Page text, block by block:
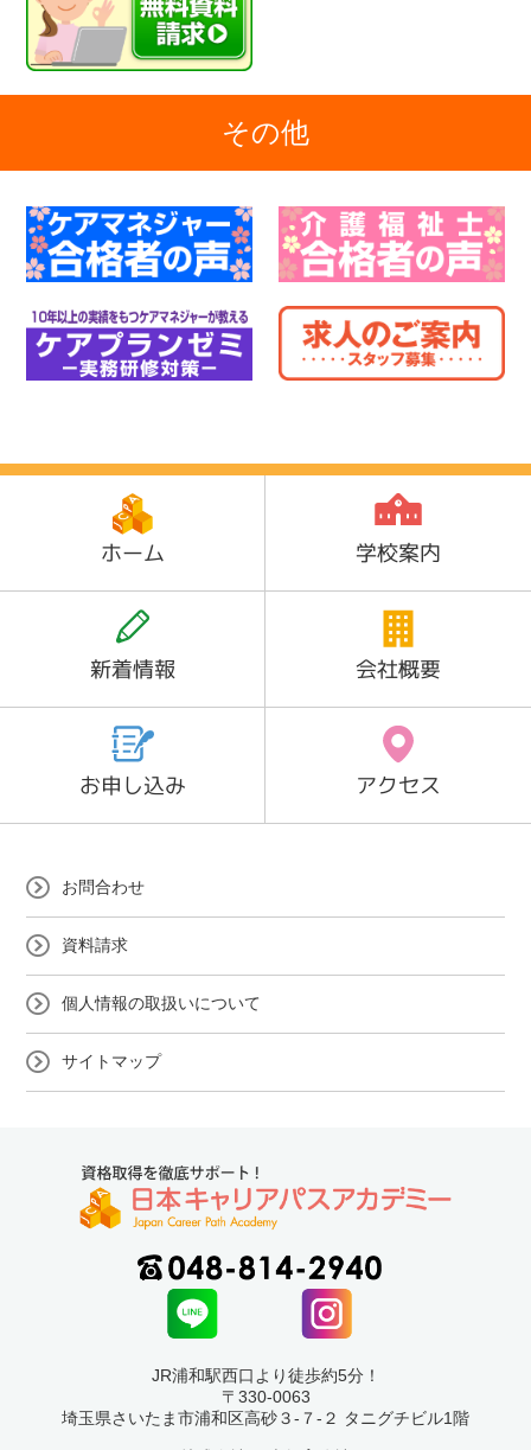
その他
ホーム 学校案内
新着情報 会社概要
お申し込み アクセス
お問合わせ
資料請求
個人情報の取扱いについて
サイトマップ
JR浦和駅西口より徒歩約5分！
〒330-0063
埼玉県さいたま市浦和区高砂３-７-２ タニグチビル1階